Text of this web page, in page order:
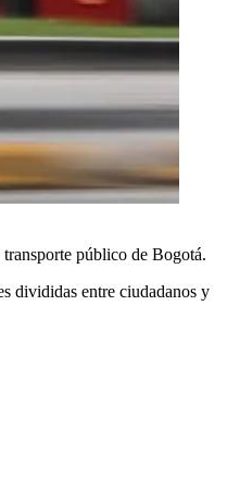
público de Bogotá.
divididas entre ciudadanos y